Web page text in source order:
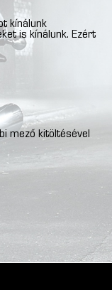
kínálunk
is kínálunk. Ezért
mező kitöltésével